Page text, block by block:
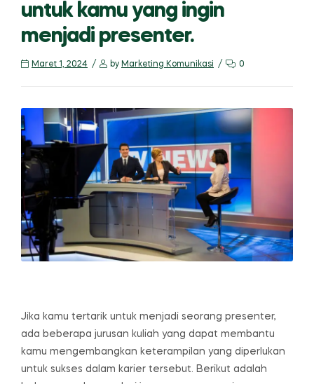
untuk kamu yang ingin
menjadi presenter.
Maret 1, 2024 by Marketing Komunikasi 0
Jika kamu tertarik untuk menjadi seorang presenter,
ada beberapa jurusan kuliah yang dapat membantu
kamu mengembangkan keterampilan yang diperlukan
untuk sukses dalam karier tersebut. Berikut adalah